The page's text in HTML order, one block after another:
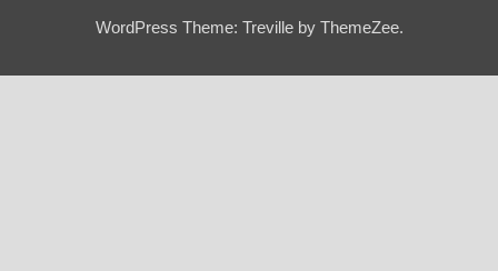
WordPress Theme: Treville by ThemeZee.